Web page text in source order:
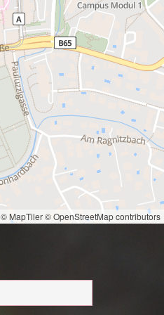
© MapTiler© OpenStreetMap contributors